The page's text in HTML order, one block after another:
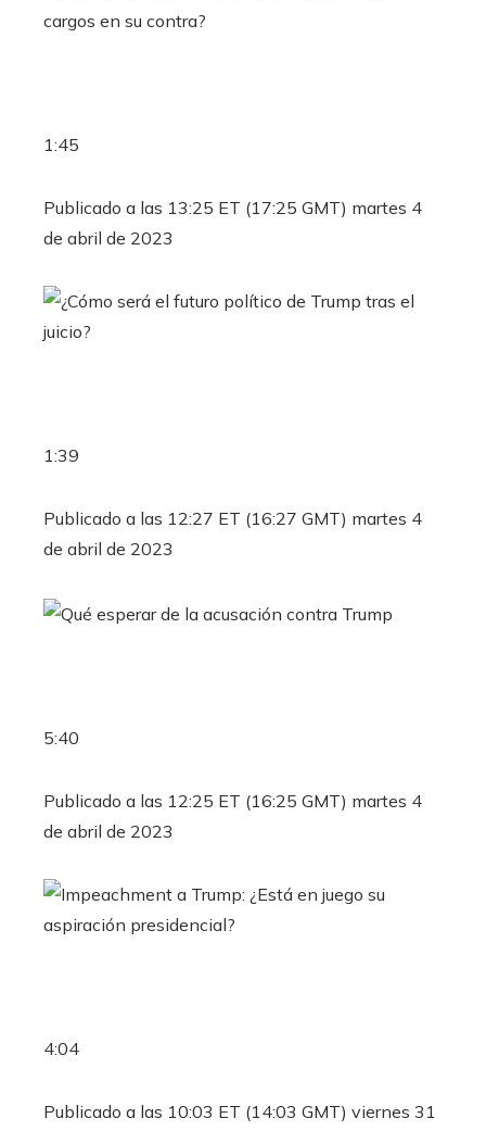
1:45
Publicado a las 13:25 ET (17:25 GMT) martes 4
de abril de 2023
1:39
Publicado a las 12:27 ET (16:27 GMT) martes 4
de abril de 2023
5:40
Publicado a las 12:25 ET (16:25 GMT) martes 4
de abril de 2023
4:04
Publicado a las 10:03 ET (14:03 GMT) viernes 31